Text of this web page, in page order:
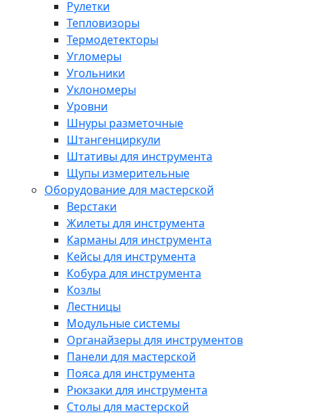
Рулетки
Тепловизоры
Термодетекторы
Угломеры
Угольники
Уклономеры
Уровни
Шнуры разметочные
Штангенциркули
Штативы для инструмента
Щупы измерительные
Оборудование для мастерской
Верстаки
Жилеты для инструмента
Карманы для инструмента
Кейсы для инструмента
Кобура для инструмента
Козлы
Лестницы
Модульные системы
Органайзеры для инструментов
Панели для мастерской
Пояса для инструмента
Рюкзаки для инструмента
Столы для мастерской